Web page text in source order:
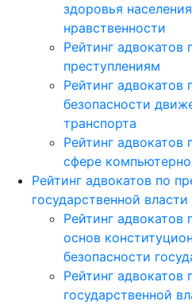
здоровья
нравственности
Рейтинг адвокатов
преступлениям
Рейтинг адвокатов
безопасности
транспорта
Рейтинг адвокатов
сфере
Рейтинг адвокатов по
государственной власти
Рейтинг адвокатов
основ
безопасности
Рейтинг адвокатов
государственной